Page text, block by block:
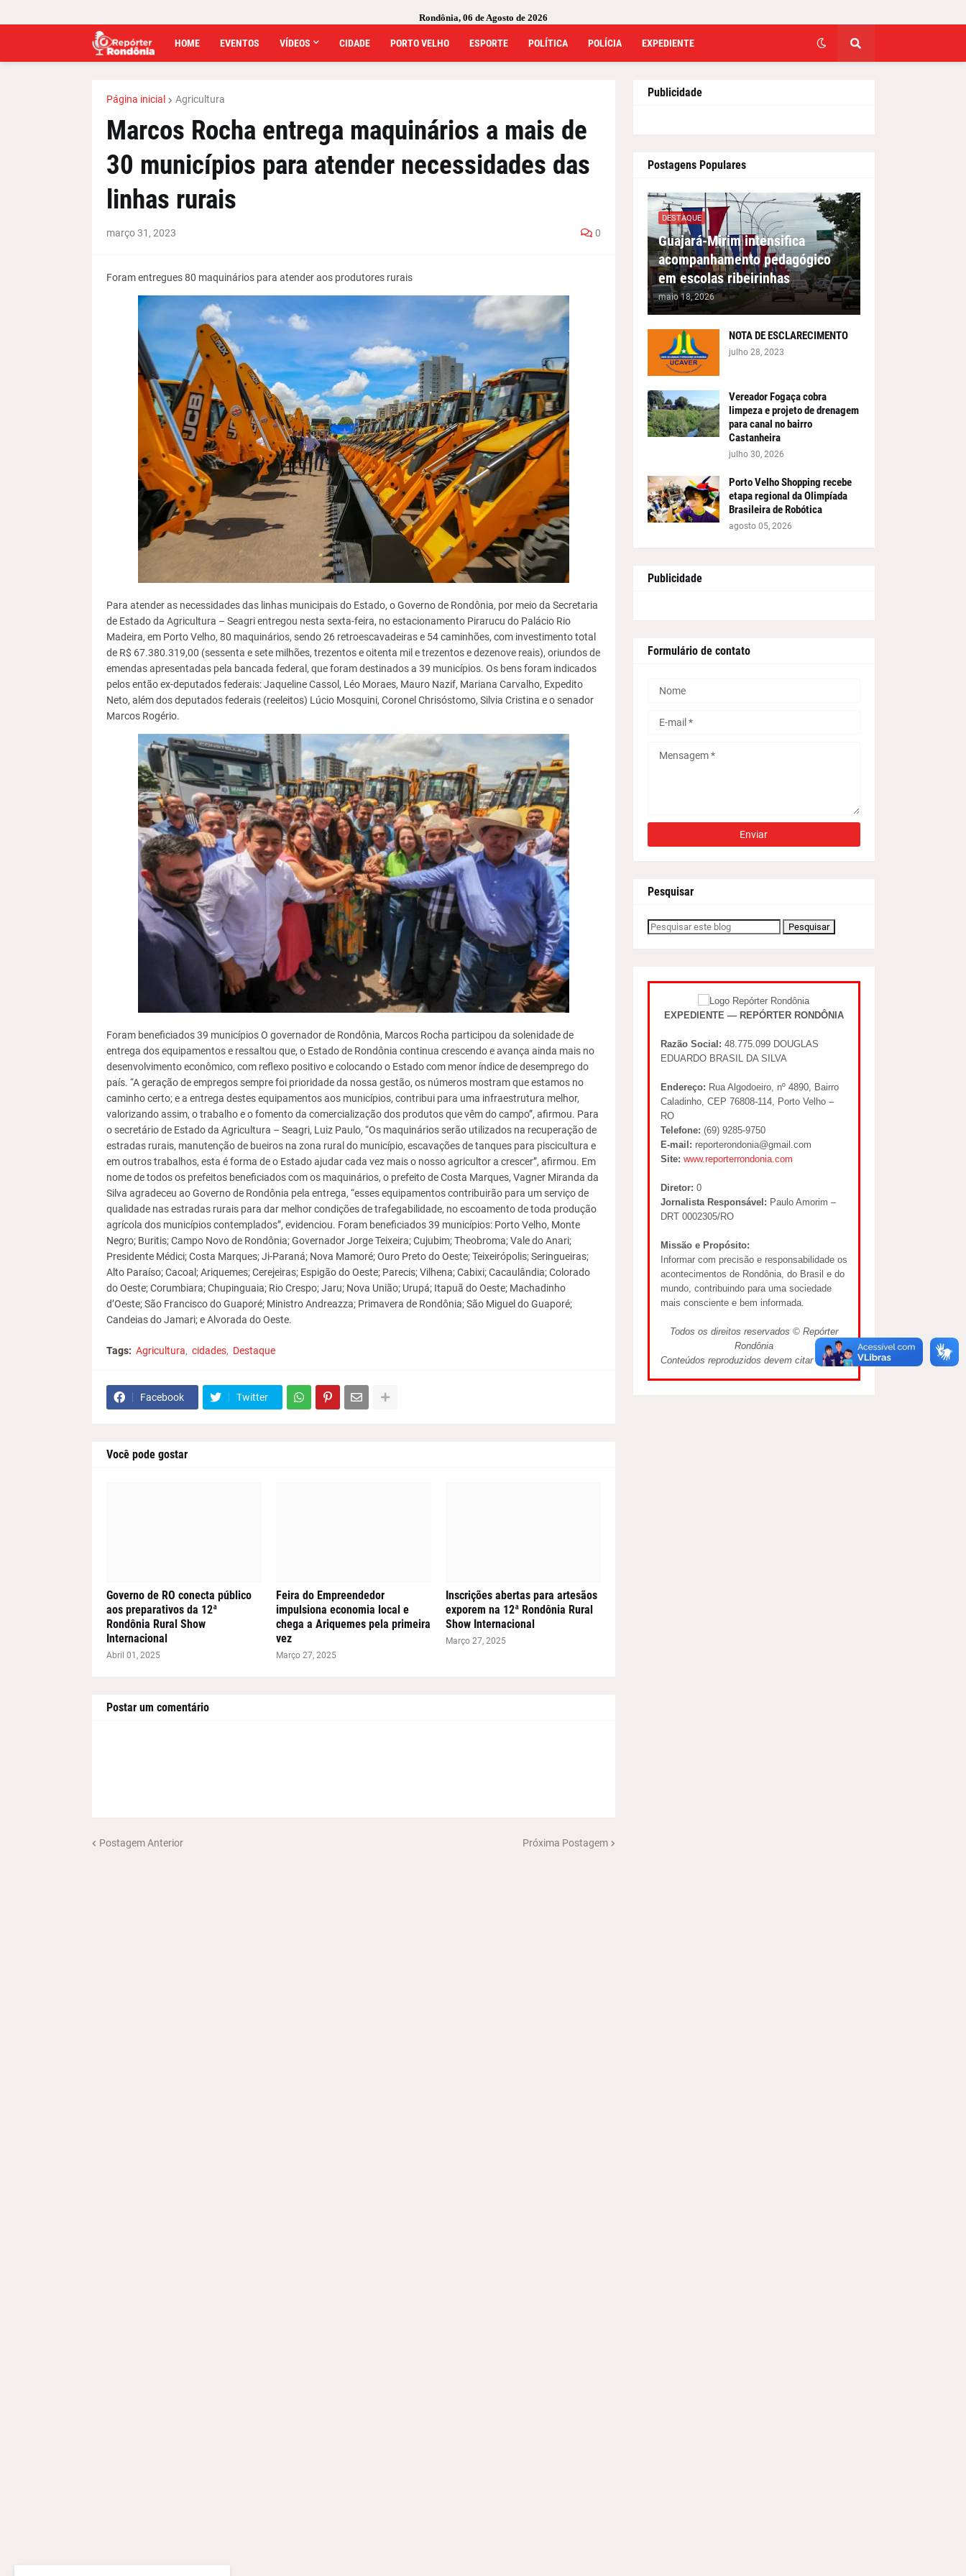
Rondônia, 06 de Agosto de 2026
HOME EVENTOS VÍDEOS CIDADE PORTO VELHO ESPORTE POLÍTICA POLÍCIA EXPEDIENTE
Página inicial Agricultura
Marcos Rocha entrega maquinários a mais de
30 municípios para atender necessidades das
linhas rurais
março 31, 2023 0
Foram entregues 80 maquinários para atender aos produtores rurais
Para atender as necessidades das linhas municipais do Estado, o Governo de Rondônia, por meio da Secretaria
de Estado da Agricultura – Seagri entregou nesta sexta-feira, no estacionamento Pirarucu do Palácio Rio
Madeira, em Porto Velho, 80 maquinários, sendo 26 retroescavadeiras e 54 caminhões, com investimento total
de R$ 67.380.319,00 (sessenta e sete milhões, trezentos e oitenta mil e trezentos e dezenove reais), oriundos de
emendas apresentadas pela bancada federal, que foram destinados a 39 municípios. Os bens foram indicados
pelos então ex-deputados federais: Jaqueline Cassol, Léo Moraes, Mauro Nazif, Mariana Carvalho, Expedito
Neto, além dos deputados federais (reeleitos) Lúcio Mosquini, Coronel Chrisóstomo, Silvia Cristina e o senador
Marcos Rogério.
Foram beneficiados 39 municípios O governador de Rondônia, Marcos Rocha participou da solenidade de
entrega dos equipamentos e ressaltou que, o Estado de Rondônia continua crescendo e avança ainda mais no
desenvolvimento econômico, com reflexo positivo e colocando o Estado com menor índice de desemprego do
país. “A geração de empregos sempre foi prioridade da nossa gestão, os números mostram que estamos no
caminho certo; e a entrega destes equipamentos aos municípios, contribui para uma infraestrutura melhor,
valorizando assim, o trabalho e o fomento da comercialização dos produtos que vêm do campo”, afirmou. Para
o secretário de Estado da Agricultura – Seagri, Luiz Paulo, “Os maquinários serão utilizados na recuperação de
estradas rurais, manutenção de bueiros na zona rural do município, escavações de tanques para piscicultura e
em outros trabalhos, esta é forma de o Estado ajudar cada vez mais o nosso agricultor a crescer”, afirmou. Em
nome de todos os prefeitos beneficiados com os maquinários, o prefeito de Costa Marques, Vagner Miranda da
Silva agradeceu ao Governo de Rondônia pela entrega, “esses equipamentos contribuirão para um serviço de
qualidade nas estradas rurais para dar melhor condições de trafegabilidade, no escoamento de toda produção
agrícola dos municípios contemplados”, evidenciou. Foram beneficiados 39 municípios: Porto Velho, Monte
Negro; Buritis; Campo Novo de Rondônia; Governador Jorge Teixeira; Cujubim; Theobroma; Vale do Anari;
Presidente Médici; Costa Marques; Ji-Paraná; Nova Mamoré; Ouro Preto do Oeste; Teixeirópolis; Seringueiras;
Alto Paraíso; Cacoal; Ariquemes; Cerejeiras; Espigão do Oeste; Parecis; Vilhena; Cabixi; Cacaulândia; Colorado
do Oeste; Corumbiara; Chupinguaia; Rio Crespo; Jaru; Nova União; Urupá; Itapuã do Oeste; Machadinho
d’Oeste; São Francisco do Guaporé; Ministro Andreazza; Primavera de Rondônia; São Miguel do Guaporé;
Candeias do Jamari; e Alvorada do Oeste.
Tags: Agricultura cidades Destaque
Facebook Twitter
Você pode gostar
Governo de RO conecta público
aos preparativos da 12ª
Rondônia Rural Show
Internacional
Abril 01, 2025
Feira do Empreendedor
impulsiona economia local e
chega a Ariquemes pela primeira
vez
Março 27, 2025
Inscrições abertas para artesãos
exporem na 12ª Rondônia Rural
Show Internacional
Março 27, 2025
Postar um comentário
Postagem Anterior Próxima Postagem
Publicidade
Postagens Populares
DESTAQUE
Guajará-Mirim intensifica
acompanhamento pedagógico
em escolas ribeirinhas
maio 18, 2026
NOTA DE ESCLARECIMENTO
julho 28, 2023
Vereador Fogaça cobra
limpeza e projeto de drenagem
para canal no bairro
Castanheira
julho 30, 2026
Porto Velho Shopping recebe
etapa regional da Olimpíada
Brasileira de Robótica
agosto 05, 2026
Publicidade
Formulário de contato
Pesquisar
EXPEDIENTE — REPÓRTER RONDÔNIA
Razão Social: 48.775.099 DOUGLAS
EDUARDO BRASIL DA SILVA
Endereço: Rua Algodoeiro, nº 4890, Bairro
Caladinho, CEP 76808-114, Porto Velho –
RO
Telefone: (69) 9285-9750
E-mail: reporterondonia@gmail.com
Site: www.reporterrondonia.com
Diretor: 0
Jornalista Responsável: Paulo Amorim –
DRT 0002305/RO
Missão e Propósito:
Informar com precisão e responsabilidade os
acontecimentos de Rondônia, do Brasil e do
mundo, contribuindo para uma sociedade
mais consciente e bem informada.
Todos os direitos reservados © Repórter
Rondônia
Conteúdos reproduzidos devem citar a fonte.